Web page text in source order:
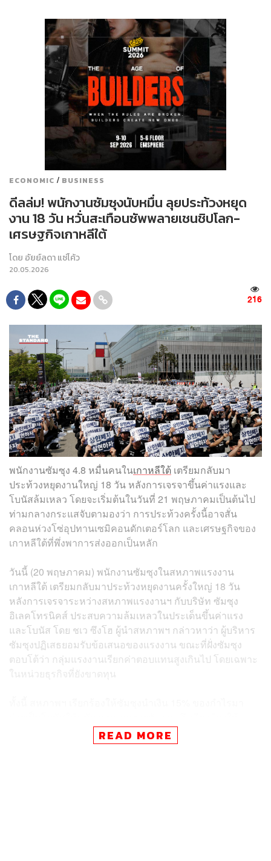
ECONOMIC / BUSINESS
ดีลล่ม! พนักงานซัมซุงนับหมื่น ลุยประท้วงหยุด
งาน 18 วัน หวั่นสะเทือนซัพพลายเชนชิปโลก-
เศรษฐกิจเกาหลีใต้
โดย อัยย์ลดา แซ่โค้ว
20.05.2026
216
พนักงานซัมซุง 4.8 หมื่นคนในเกาหลีใต้ เตรียมกลับมา
ประท้วงหยุดงานใหญ่ 18 วัน หลังการเจรจาขึ้นค่าแรงและ
โบนัสล้มเหลว โดยจะเริ่มต้นในวันที่ 21 พฤษภาคมเป็นต้นไป
ท่ามกลางกระแสจับตามองว่า การประท้วงครั้งนี้อาจสั่น
คลอนห่วงโซ่อุปทานเซมิคอนดักเตอร์โลก และเศรษฐกิจของ
เกาหลีใต้ที่พึ่งพาการส่งออกเป็นหลัก
วันนี้ (20 พฤษภาคม) พนักงานซัมซุงในสหภาพแรงงาน
เกาหลีใต้ เตรียมกลับมาประท้วงหยุดงานครั้งใหญ่ 18 วัน
หลังการเจรจาระหว่างสหภาพแรงงานฯ กับบริษัท ซัมซุง
อิเลคโทรนิคส์ ประสบความล้มเหลวในประเด็นขึ้นค่าแรง
และโบนัส โดย ชเว ซึงโฮ ผู้นำสหภาพฯ กล่าวหาว่า ผู้บริหาร
ซัมซุงปฏิเสธยอมรับข้อเสนอของแรงงาน ขณะที่ฝั่งซัมซุง
ตอบโต้ว่า กลุ่มแรงงานเรียกค่าตอบแทนสูงเกินไป โดยเฉพาะ
ในหน่วยธุรกิจที่ยังขาดทุน
ยกเลิกเพดานการจ่ายโบนัสสูงสุดที่ซัมซุงจำกัดไว้ไม่เกิน 50%
ของเงินเดือนประจำปีออกไป พร้อมย้ำว่า บริษัทไม่ได้เสนอค่า
READ MORE